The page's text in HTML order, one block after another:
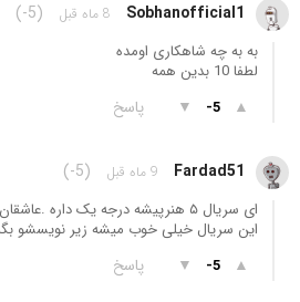
Sobhanofficial1 8 ماه قبل (-5)
به به چه شاهکاری اومده
لطفا 10 بدین همه
▲
-5
▼ پاسخ
Fardad51 9 ماه قبل (-5)
ای سریال ۵ هنرپیشه درجه یک داره
این سریال خیلی خوب میشه زیر نویسشو
▲
-5
▼ پاسخ